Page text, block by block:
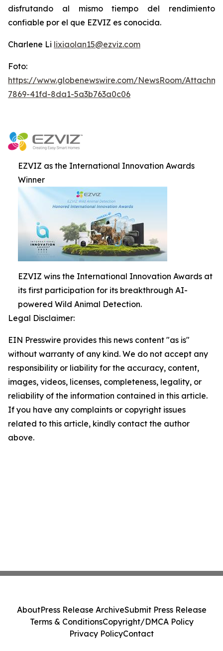
disfrutando al mismo tiempo del rendimiento
confiable por el que EZVIZ es conocida.
Charlene Li lixiaolan15@ezviz.com
Foto:
https://www.globenewswire.com/NewsRoom/
7869-41fd-8da1-5a3b763a0c06
EZVIZ as the International Innovation Awards
Winner
EZVIZ wins the International Innovation Awards at
its first participation for its breakthrough AI-
powered Wild Animal Detection.
Legal Disclaimer:
EIN Presswire provides this news content "as is"
without warranty of any kind. We do not accept any
responsibility or liability for the accuracy, content,
images, videos, licenses, completeness, legality, or
reliability of the information contained in this article.
If you have any complaints or copyright issues
related to this article, kindly contact the author
above.
AboutPress Release ArchiveSubmit Press Release
Terms & ConditionsCopyright/DMCA Policy
Privacy PolicyContact